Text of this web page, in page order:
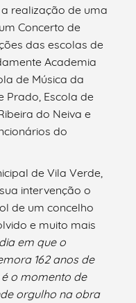
realização de uma
Concerto de
das escolas de
Academia
de Música da
Prado, Escola de
do Neiva e
do
de Vila Verde,
intervenção o
de um concelho
e muito mais
em que o
162 anos de
o momento de
orgulho na obra